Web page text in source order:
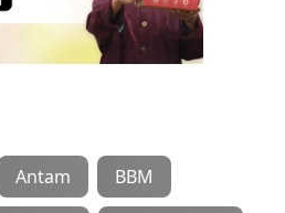
Antam BBM